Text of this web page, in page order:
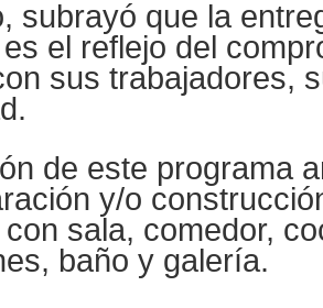
subrayó que la
el reflejo del
sus trabajadores,
de este programa
y/o
sala, comedor,
baño y galería.